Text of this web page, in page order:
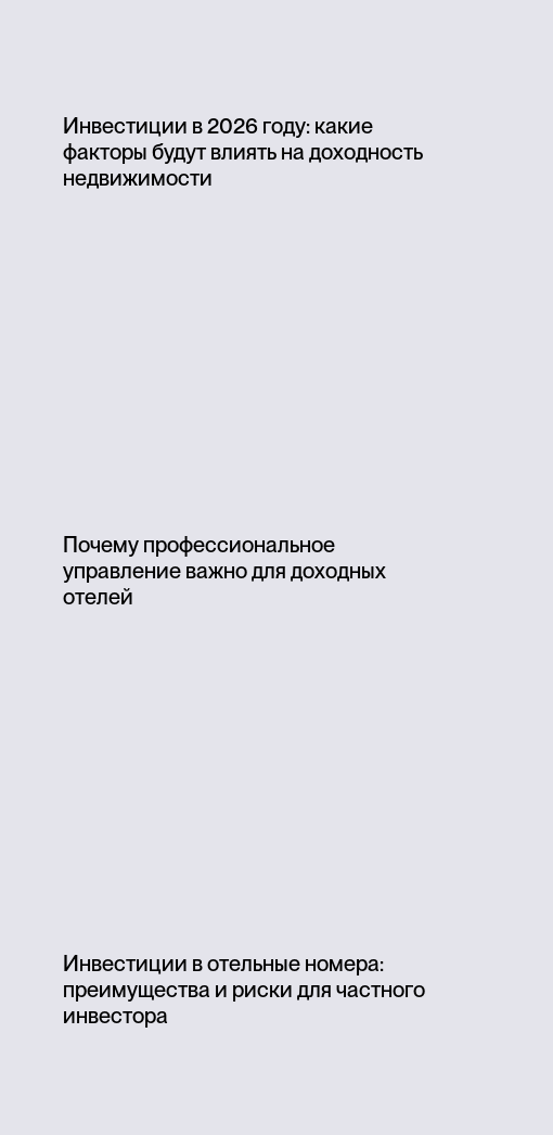
Инвестиции в 2026 году: какие
факторы будут влиять на доходность
недвижимости
Почему профессиональное
управление важно для доходных
отелей
Инвестиции в отельные номера:
преимущества и риски для частного
инвестора